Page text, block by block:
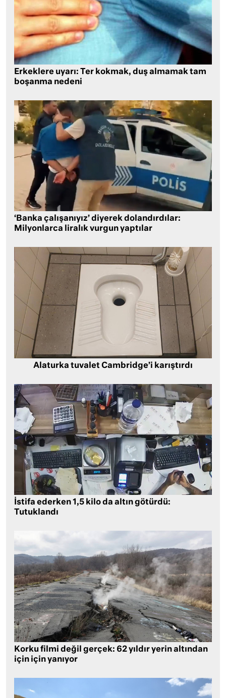
Erkeklere uyarı: Ter kokmak, duş almamak tam
boşanma nedeni
‘Banka çalışanıyız’ diyerek dolandırdılar:
Milyonlarca liralık vurgun yaptılar
Alaturka tuvalet Cambridge’i karıştırdı
İstifa ederken 1,5 kilo da altın götürdü:
Tutuklandı
Korku filmi değil gerçek: 62 yıldır yerin altından
için için yanıyor